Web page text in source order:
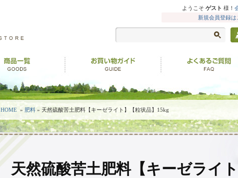
ようこそ ゲスト 様！
新規会員登録は
HOME » 肥料 » 天然硫酸苦土肥料【キーゼライト】【粒状品】15kg
天然硫酸苦土肥料【キーゼライ